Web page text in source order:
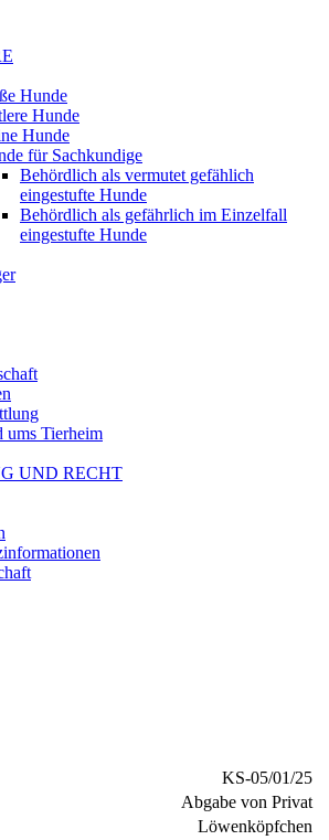
Hunde
Hunde
Hunde
für Sachkundige
Behördlich als vermutet gefählich
eingestufte Hunde
Behördlich als gefährlich im Einzelfall
eingestufte Hunde
ums Tierheim
UND RECHT
KS-05/01/25
Abgabe von Privat
Löwenköpfchen